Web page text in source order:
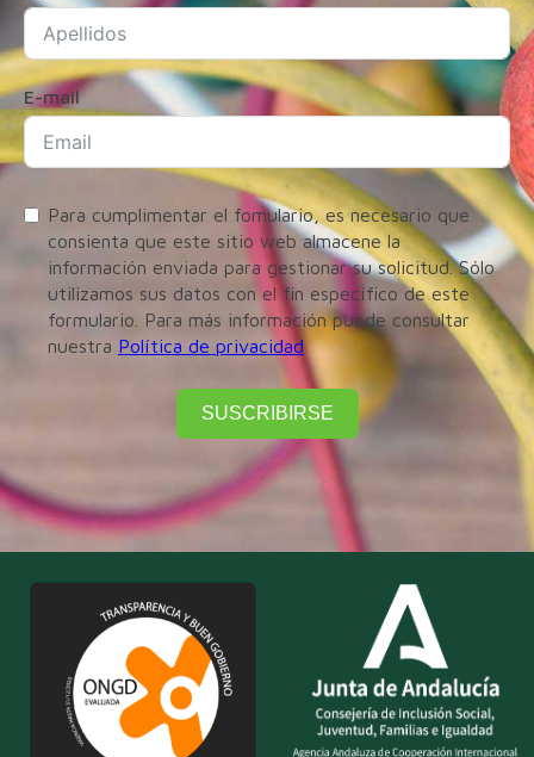
E-mail
Para cumplimentar el fomulario, es necesario que
consienta que este sitio web almacene la
información enviada para gestionar su solicitud. Sólo
utilizamos sus datos con el fin específico de este
formulario. Para más información puede consultar
nuestra Política de privacidad
SUSCRIBIRSE